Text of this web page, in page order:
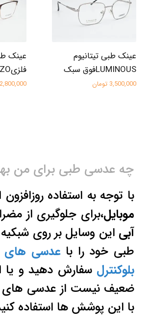
عینک طبی تیتانیوم
LUMINOUSفوق سبک
3,500,000 تومان
عینک
فلزیVINCENZO
2,800,000 تومان
چه عدسی طبی برای من
با توجه به استفاده روزافزون
موبایل،برای جلوگیری از
آبی این وسایل بر روی
طبی خود را باعدسی های
بلوکنترل سفارش دهید و یا
ضعیف نیست از عدسی های
با این پوشش ها استفاده